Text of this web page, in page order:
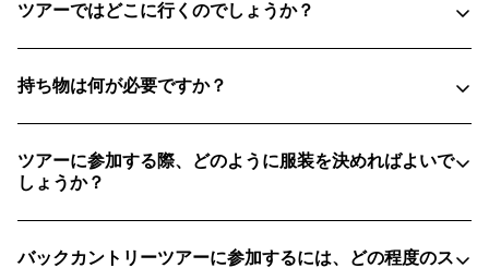
ツアーではどこに行くのでしょうか？
持ち物は何が必要ですか？
まいます！）
ツアーに参加する際、どのように服装を決めればよいで
しょうか？
バックカントリーツアーに参加するには、どの程度のス